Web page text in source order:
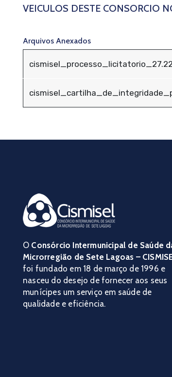
VEICULOS DESTE CONSORCIO
Arquivos Anexados
O Consórcio Intermunicipal de Saúde
Microrregião de Sete Lagoas –
foi fundado em 18 de março de 1996 e
nasceu do desejo de fornecer aos seus
munícipes um serviço em saúde de
qualidade e eficiência.